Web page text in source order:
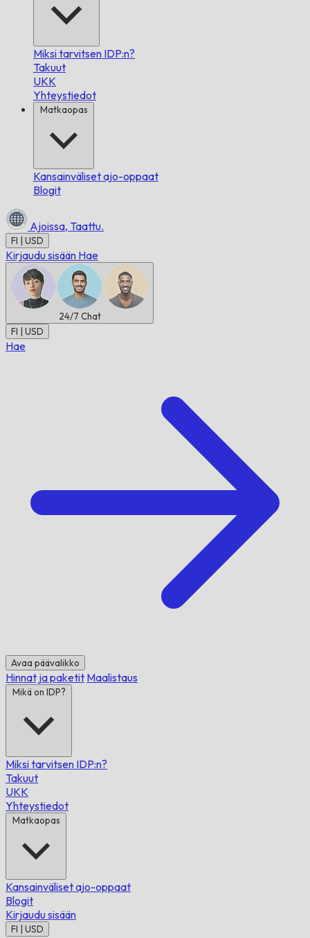
Miksi tarvitsen IDP:n?
Takuut
UKK
Yhteystiedot
Matkaopas
Kansainväliset ajo-oppaat
Blogit
Ajoissa, Taattu.
FI | USD
Kirjaudu sisään Hae
24/7 Chat
FI | USD
Hae
Avaa päävalikko
Hinnat ja paketit Maalistaus
Mikä on IDP?
Miksi tarvitsen IDP:n?
Takuut
UKK
Yhteystiedot
Matkaopas
Kansainväliset ajo-oppaat
Blogit
Kirjaudu sisään
FI | USD